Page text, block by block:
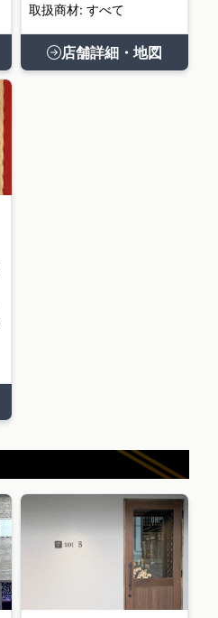
取扱商材: すべて
店舗詳細・地図